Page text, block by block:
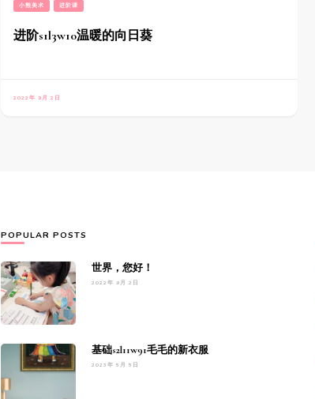
小熊美术 进阶课
进阶s1l3w10温暖的向日葵
2022年 9月 2日
POPULAR POSTS
世界，您好！
2022年 9月 2日
基础s2l11w91毛毛的新衣服
2023年 5月 5日